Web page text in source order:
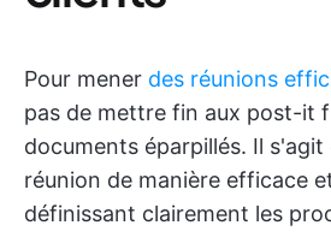
Pour mener des réunions
pas de mettre fin aux post-it
documents éparpillés. Il
réunion de manière efficace
définissant clairement les